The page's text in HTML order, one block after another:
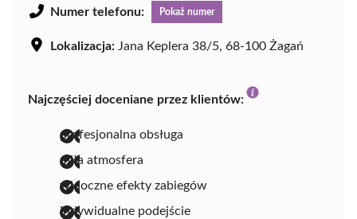
Numer telefonu: Pokaż numer
Lokalizacja: Jana Keplera 38/5, 68-100 Żagań
Najczęściej doceniane przez klientów:
profesjonalna obsługa
miła atmosfera
widoczne efekty zabiegów
indywidualne podejście